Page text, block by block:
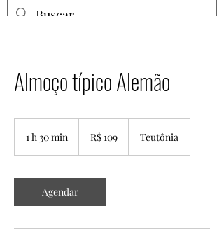
Almoço típico Alemão
1 h 30 min
m
i
n
brasileiros
R$ 109 Teutônia
Agendar